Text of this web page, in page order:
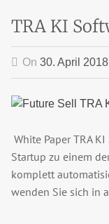
TRA KI
On 30. April 2018
White Paper TRA
Startup zu einem
komplett
wenden Sie sich in